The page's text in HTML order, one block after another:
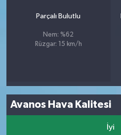
Parçalı Bulutlu
Nem: %62
Rüzgar: 15 km/h
Avanos Hava Kalitesi
İyi